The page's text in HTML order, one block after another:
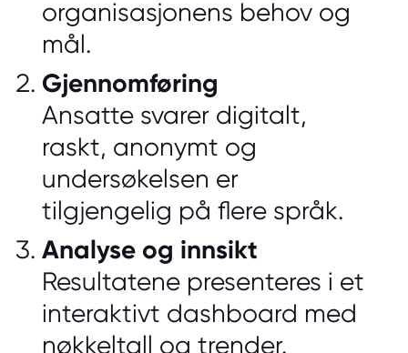
organisasjonens behov og
mål.
Gjennomføring
Ansatte svarer digitalt,
raskt, anonymt og
undersøkelsen er
tilgjengelig på flere språk.
Analyse og innsikt
Resultatene presenteres i et
interaktivt dashboard med
nøkkeltall og trender.